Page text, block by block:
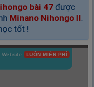
bài 47 được
Minano Nihongo II.
tốt !
LUÔN MIỄN PHÍ